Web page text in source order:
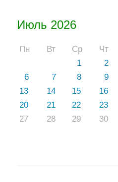
Июль 2026
Пн Вт Ср Чт
1
2
6
7 8 9
13
14 15 16
20
21 22 23
27
28 29 30